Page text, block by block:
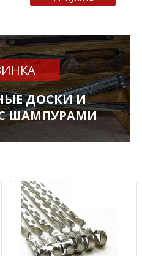
ДОСКИ И
ШАМПУРАМИ